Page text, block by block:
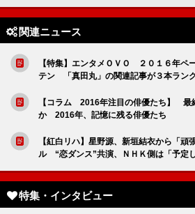
関連ニュース
【特集】エンタメＯＶＯ ２０１６年ペ
テン 「真田丸」の関連記事が３本ラン
【コラム 2016年注目の俳優たち】
か 2016年、記憶に残る俳優たち
【紅白リハ】星野源、新垣結衣から「頑
ル “恋ダンス”共演、ＮＨＫ側は「予定
特集・インタビュー